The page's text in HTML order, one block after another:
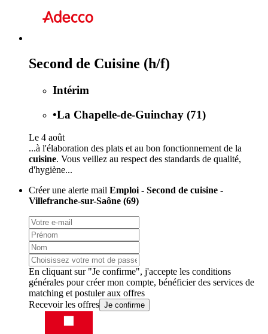
Second de Cuisine (h/f)
Intérim
•La Chapelle-de-Guinchay (71)
Le 4 août
...à l'élaboration des plats et au bon fonctionnement de la
cuisine. Vous veillez au respect des standards de qualité,
d'hygiène...
Créer une alerte mail Emploi - Second de cuisine -
Villefranche-sur-Saône (69)
En cliquant sur "Je confirme", j'accepte les conditions
générales pour créer mon compte, bénéficier des services de
matching et postuler aux offres
Recevoir les offres Je confirme